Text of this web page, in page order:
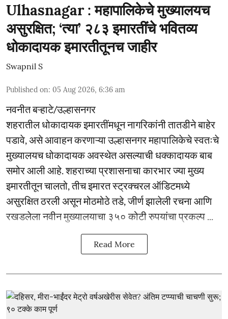
Ulhasnagar : महापालिकेचे मुख्यालयच
असुरक्षित; ‘त्या’ २८३ इमारतींचे भवितव्य
धोकादायक इमारतीतूनच जाहीर
Swapnil S
Published on: 05 Aug 2026, 6:36 am
नवनीत बऱ्हाटे/उल्हासनगर
शहरातील धोकादायक इमारतींमधून नागरिकांनी तातडीने बाहेर
पडावे, असे आवाहन करणाऱ्या उल्हासनगर महापालिकेचे स्वतःचे
मुख्यालयच धोकादायक अवस्थेत असल्याची धक्कादायक बाब
समोर आली आहे. शहराच्या प्रशासनाचा कारभार ज्या मुख्य
इमारतीतून चालतो, तीच इमारत स्ट्रक्चरल ऑडिटमध्ये
असुरक्षित ठरली असून मोठमोठे तडे, जीर्ण झालेली रचना आणि
रखडलेला नवीन मुख्यालयाचा ३५० कोटी रुपयांचा प्रकल्प ...
Read More